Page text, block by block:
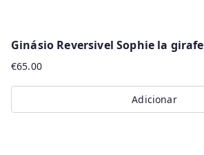
Ginásio Reversivel Sophie la girafe
€65.00
Adicionar